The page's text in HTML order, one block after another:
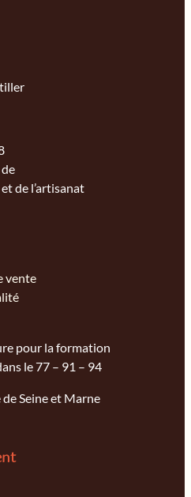
de l’artisanat
vente
pour la formation
le 77 – 91 – 94
Seine et Marne